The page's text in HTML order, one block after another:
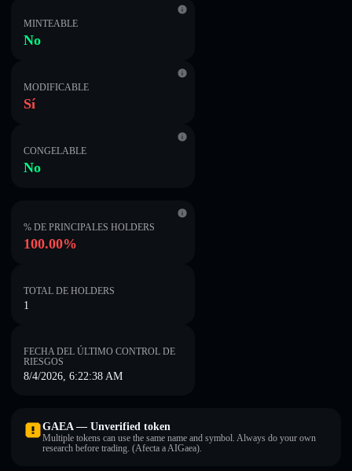
MINTEABLE
No
MODIFICABLE
Sí
CONGELABLE
No
% DE PRINCIPALES HOLDERS
100.00%
TOTAL DE HOLDERS
1
FECHA DEL ÚLTIMO CONTROL DE
RIESGOS
8/4/2026, 6:22:38 AM
GAEA — Unverified token
Multiple tokens can use the same name and symbol. Always do your own
research before trading. (Afecta a AIGaea).